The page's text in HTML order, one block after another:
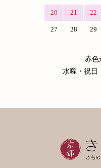
20 21 22
27 28 29
赤色
水曜・祝日